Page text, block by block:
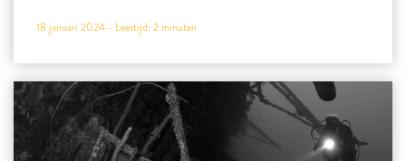
18 januari 2024 - Leestijd: 2minuten